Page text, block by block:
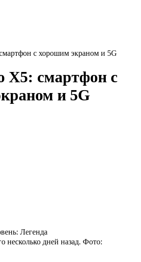
с хорошим экраном и 5G
X5: смартфон с
и 5G
Легенда
несколько дней назад. Фото: